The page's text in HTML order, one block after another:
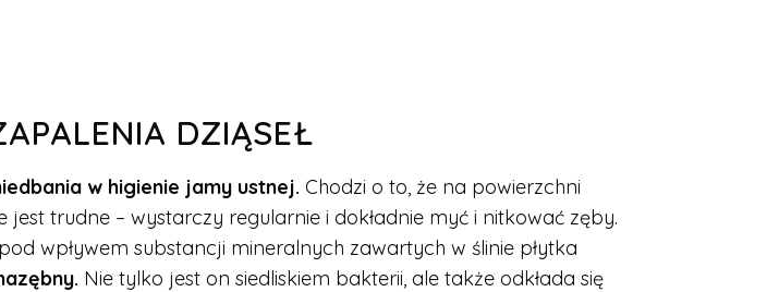
DZIĄSEŁ
w higienie jamy ustnej. Chodzi o to, że na powierzchni
jest trudne – wystarczy regularnie i dokładnie myć i nitkować zęby.
wpływem substancji mineralnych zawartych w ślinie płytka
Nie tylko jest on siedliskiem bakterii, ale także odkłada się